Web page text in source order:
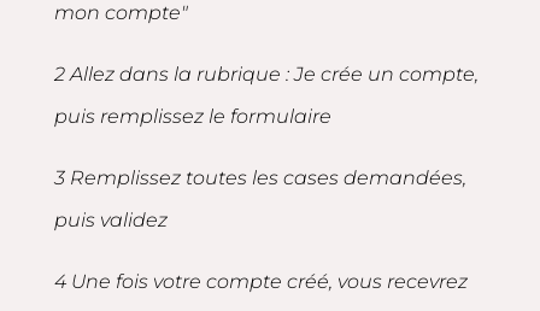
mon compte"
2 Allez dans la rubrique : Je crée un compte,
puis remplissez le formulaire
3 Remplissez toutes les cases demandées,
puis validez
4 Une fois votre compte créé, vous recevrez